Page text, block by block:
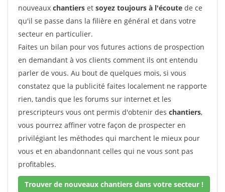
nouveaux chantiers et soyez toujours à l'écoute de ce
qu'il se passe dans la filière en général et dans votre
secteur en particulier.
Faites un bilan pour vos futures actions de prospection
en demandant à vos clients comment ils ont entendu
parler de vous. Au bout de quelques mois, si vous
constatez que la publicité faites localement ne rapporte
rien, tandis que les forums sur internet et les
prescripteurs vous ont permis d'obtenir des chantiers,
vous pourrez affiner votre façon de prospecter en
privilégiant les méthodes qui marchent le mieux pour
vous et en abandonnant celles qui ne vous sont pas
profitables.
Trouver de nouveaux chantiers dans votre secteur !